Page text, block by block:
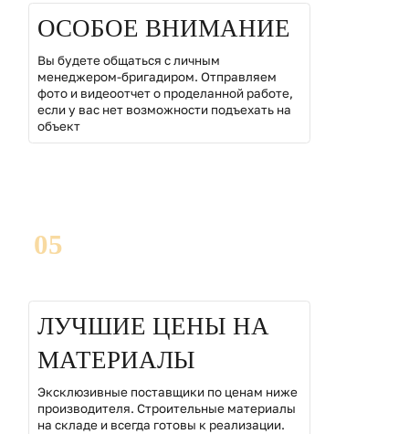
ОСОБОЕ ВНИМАНИЕ
Вы будете общаться с личным
менеджером-бригадиром. Отправляем
фото и видеоотчет о проделанной работе,
если у вас нет возможности подъехать на
объект
05
ЛУЧШИЕ ЦЕНЫ НА
МАТЕРИАЛЫ
Эксклюзивные поставщики по ценам ниже
производителя. Строительные материалы
на складе и всегда готовы к реализации.